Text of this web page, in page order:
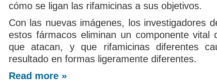
cómo se ligan las rifamicinas a sus objetivos.
Con las nuevas imágenes, los investigadores
estos fármacos eliminan un componente vital
que atacan, y que rifamicinas diferentes
resultado en formas ligeramente diferentes.
Read more »